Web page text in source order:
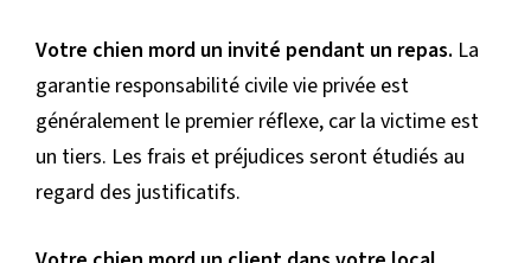
Votre chien mord un invité pendant un repas. La
garantie responsabilité civile vie privée est
généralement le premier réflexe, car la victime est
un tiers. Les frais et préjudices seront étudiés au
regard des justificatifs.